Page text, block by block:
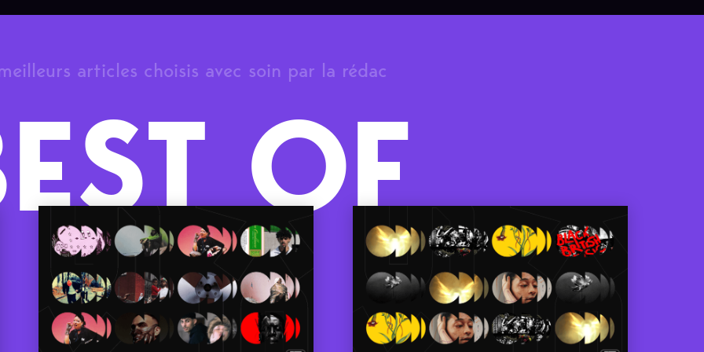
articles choisis avec soin par la rédac
OF